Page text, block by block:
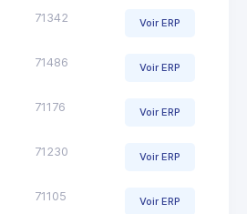
71342 Voir ERP
71486 Voir ERP
71176 Voir ERP
71230 Voir ERP
71105 Voir ERP